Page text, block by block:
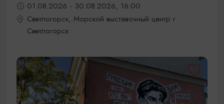
01.08.2026 - 30.08.2026, 16:00
Светлогорск, Морской выставочный центр г.
Светлогорск